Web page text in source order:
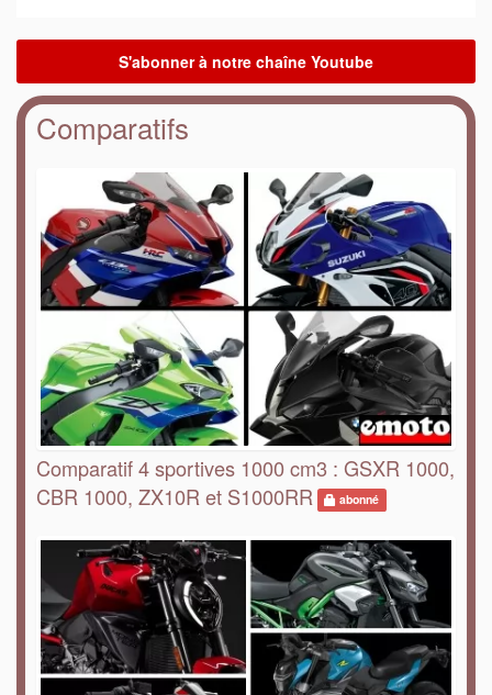
Comparatifs
Comparatif 4 sportives 1000 cm3 : GSXR 1000,
CBR 1000, ZX10R et S1000RR
abonné